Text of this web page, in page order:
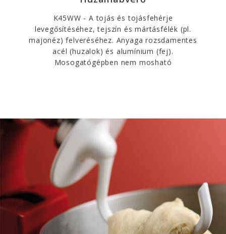
K45WW - A tojás és tojásfehérje
levegősítéséhez, tejszín és mártásfélék (pl.
majonéz) felveréséhez. Anyaga rozsdamentes
acél (huzalok) és alumínium (fej).
Mosogatógépben nem mosható